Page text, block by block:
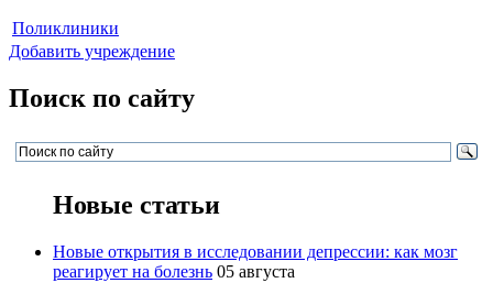
Поликлиники
Добавить учреждение
Поиск по сайту
Новые статьи
Новые открытия в исследовании депрессии: как мозг
реагирует на болезнь 05 августа